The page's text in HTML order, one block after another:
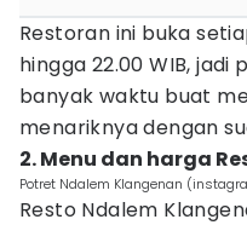
Restoran ini buka
hingga 22.00 WIB,
banyak waktu buat
menariknya dengan
2. Menu dan harga
Potret Ndalem Klangenan
Resto Ndalem